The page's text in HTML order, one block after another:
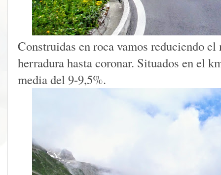
Construidas en roca vamos reduciendo el
herradura hasta coronar. Situados en el
media del 9-9,5%.